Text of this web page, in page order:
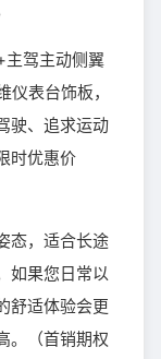
主驾主动侧翼
表台饰板，
驶、追求运动
时优惠价
态，适合长途
如果您日常以
舒适体验会更
。（首销期权